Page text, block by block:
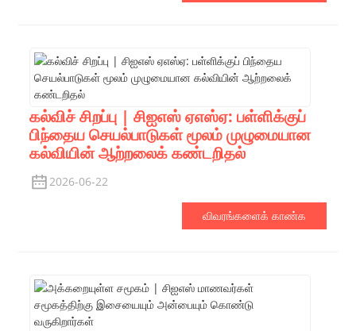
கல்விச் சிறப்பு | சிஐஎஸ் ஏஎஸ்ஏ: பள்ளிக்குப்
பிந்தைய செயல்பாடுகள் மூலம் முழுமையான
கல்வியின் ஆற்றலைக் கண்டறிதல்
2026-06-22
விவரங்களைக் காண்க